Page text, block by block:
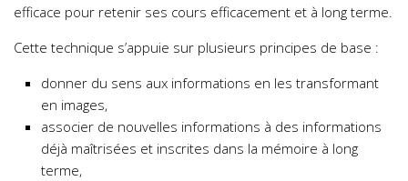
efficace pour retenir ses cours efficacement et à long terme.
Cette technique s’appuie sur plusieurs principes de base :
donner du sens aux informations en les transformant
en images,
associer de nouvelles informations à des informations
déjà maîtrisées et inscrites dans la mémoire à long
terme,